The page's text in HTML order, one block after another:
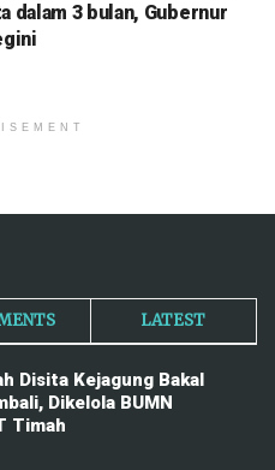
dalam 3 bulan, Gubernur
LATEST
Disita Kejagung Bakal
Dikelola BUMN
Timah